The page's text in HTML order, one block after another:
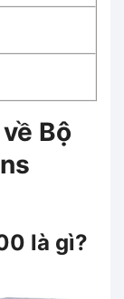
Bộ
là gì?